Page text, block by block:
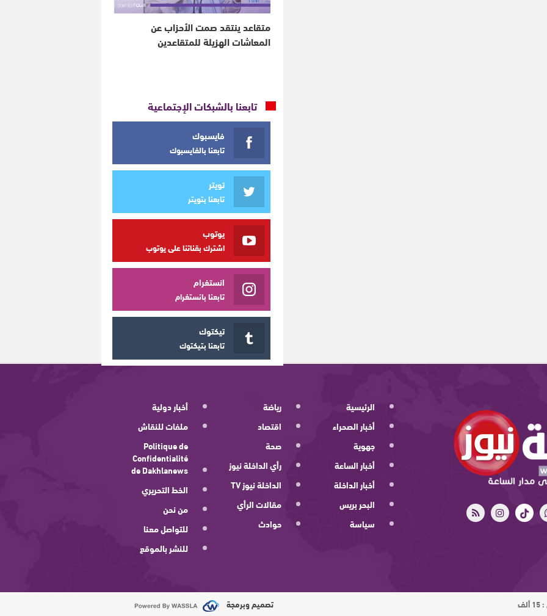
متقاعد ينتقد صمت الأحزاب عن
المعاشات الهزيلة للمتقاعدين
تابعنا بالشبكات الإجتماعية
فايسبوك
تابعنا بالفايسبوك
تويتر
تابعنا بتويتر
يوتوب
اشترك بقناتنا على يوتوب
انستغرام
تابعنا بانستغرام
تيكتوك
تابعنا بتيكتوك
الرئيسية
أخبار الصحراء
جهوية
أخبار الساعة
أخبار الداخلة
البحر بريس
سياسة
رياضة
اقتصاد
صحة
رأي الداخلة نيوز
الداخلة نيوز TV
مقالات الرأي
حوادث
أخبار دولية
ملفات للنقاش
Politique de
Confidentialité
de Dakhlanews
الخط التحريري
من نحن
للتواصل معنا
للنشر بالموقع
تصميم وبرمجة